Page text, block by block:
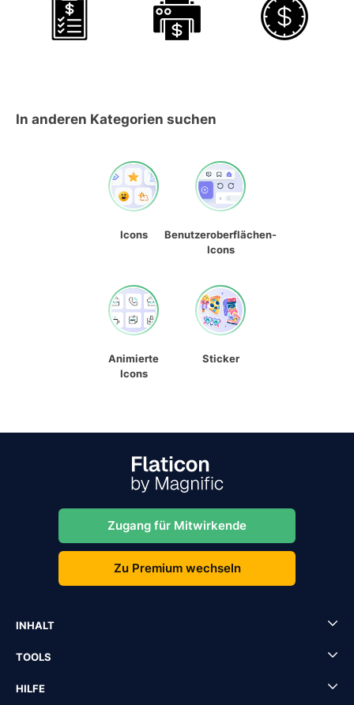
In anderen Kategorien suchen
Icons
Benutzeroberflächen-
Icons
Animierte
Icons
Sticker
Zugang für Mitwirkende
Zu Premium wechseln
INHALT
TOOLS
HILFE